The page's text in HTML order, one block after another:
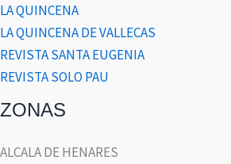
LA QUINCENA
LA QUINCENA DE VALLECAS
REVISTA SANTA EUGENIA
REVISTA SOLO PAU
ZONAS
ALCALA DE HENARES